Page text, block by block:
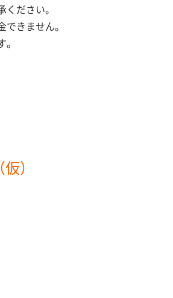
ださい。
きません。
）